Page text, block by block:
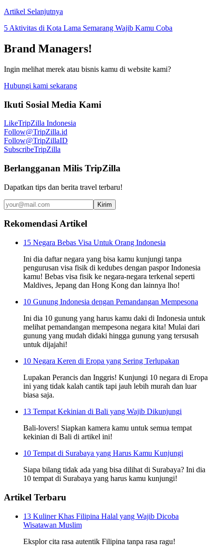
Artikel Selanjutnya
5 Aktivitas di Kota Lama Semarang Wajib Kamu Coba
Brand Managers!
Ingin melihat merek atau bisnis kamu di website kami?
Hubungi kami sekarang
Ikuti Sosial Media Kami
LikeTripZilla Indonesia
Follow@TripZilla.id
Follow@TripZillaID
SubscribeTripZilla
Berlangganan Milis TripZilla
Dapatkan tips dan berita travel terbaru!
Kirim
Rekomendasi Artikel
15 Negara Bebas Visa Untuk Orang Indonesia
Ini dia daftar negara yang bisa kamu kunjungi tanpa
pengurusan visa fisik di kedubes dengan paspor Indonesia
kamu! Bebas visa fisik ke negara-negara terkenal seperti
Maldives, Jepang dan Hong Kong dan lainnya lho!
10 Gunung Indonesia dengan Pemandangan Mempesona
Ini dia 10 gunung yang harus kamu daki di Indonesia untuk
melihat pemandangan mempesona negara kita! Mulai dari
gunung yang mudah didaki hingga gunung yang tersusah
untuk dijajahi!
10 Negara Keren di Eropa yang Sering Terlupakan
Lupakan Perancis dan Inggris! Kunjungi 10 negara di Eropa
ini yang tidak kalah cantik tapi jauh lebih murah dan luar
biasa saja.
13 Tempat Kekinian di Bali yang Wajib Dikunjungi
Bali-lovers! Siapkan kamera kamu untuk semua tempat
kekinian di Bali di artikel ini!
10 Tempat di Surabaya yang Harus Kamu Kunjungi
Siapa bilang tidak ada yang bisa dilihat di Surabaya? Ini dia
10 tempat di Surabaya yang harus kamu kunjungi!
Artikel Terbaru
13 Kuliner Khas Filipina Halal yang Wajib Dicoba
Wisatawan Muslim
Eksplor cita rasa autentik Filipina tanpa rasa ragu!